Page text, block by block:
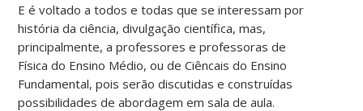
E é voltado a todos e todas que se interessam por
história da ciência, divulgação científica, mas,
principalmente, a professores e professoras de
Física do Ensino Médio, ou de Ciêncais do Ensino
Fundamental, pois serão discutidas e construídas
possibilidades de abordagem em sala de aula.